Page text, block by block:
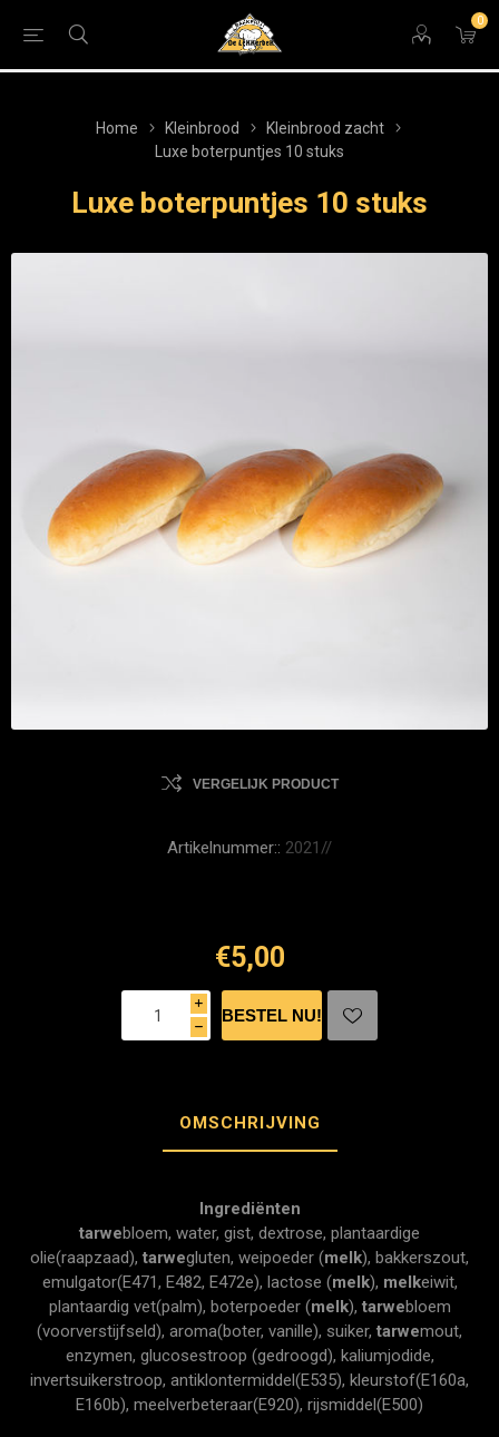
0
Home Kleinbrood
Kleinbrood zacht
Luxe boterpuntjes 10 stuks
Luxe boterpuntjes 10 stuks
VERGELIJK PRODUCT
Artikelnummer:: 2021//
€5,00
i
h
OMSCHRIJVING
Ingrediënten
tarwebloem, water, gist, dextrose, plantaardige
olie(raapzaad), tarwegluten, weipoeder (melk), bakkerszout,
emulgator(E471, E482, E472e), lactose (melk), melkeiwit,
plantaardig vet(palm), boterpoeder (melk), tarwebloem
(voorverstijfseld), aroma(boter, vanille), suiker, tarwemout,
enzymen, glucosestroop (gedroogd), kaliumjodide,
invertsuikerstroop, antiklontermiddel(E535), kleurstof(E160a,
E160b), meelverbeteraar(E920), rijsmiddel(E500)